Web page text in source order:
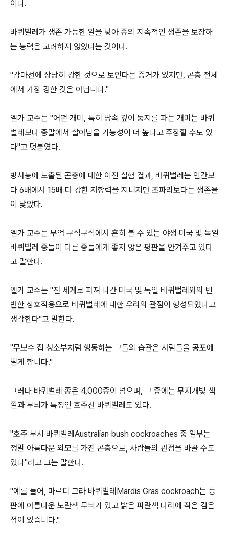
이다.
바퀴벌레가 생존 가능한 알을 낳아 종의 지속적인 생존을 보장하
는 능력은 고려하지 않았다는 것이다.
"감마선에 상당히 강한 것으로 보인다는 증거가 있지만, 곤충 전체
에서 가장 강한 것은 아닙니다."
엘가 교수는 "어떤 개미, 특히 땅속 깊이 둥지를 파는 개미는 바퀴
벌레보다 종말에서 살아남을 가능성이 더 높다고 주장할 수도 있
다"고 덧붙였다.
방사능에 노출된 곤충에 대한 이전 실험 결과, 바퀴벌레는 인간보
다 6배에서 15배 더 강한 저항력을 지니지만 초파리보다는 생존율
이 낮았다.
엘가 교수는 부엌 구석구석에서 흔히 볼 수 있는 야생 미국 및 독일
바퀴벌레 종들이 다른 종들에게 좋지 않은 평판을 안겨주고 있다
고 말한다.
엘가 교수는 "전 세계로 퍼져 나간 미국 및 독일 바퀴벌레와의 빈
번한 상호작용으로 바퀴벌레에 대한 우리의 관점이 형성되었다고
생각한다"고 말한다.
"무보수 집 청소부처럼 행동하는 그들의 습관은 사람들을 공포에
떨게 합니다."
그러나 바퀴벌레 종은 4,000종이 넘으며, 그 중에는 무지개빛 색
깔과 무늬가 특징인 호주산 바퀴벌레도 있다.
"호주 부시 바퀴벌레Australian bush cockroaches 중 일부는
정말 아름다운 외모를 가진 곤충으로, 사람들의 관점을 바꿀 수도
있다"라고 그는 말한다.
"예를 들어, 마르디 그라 바퀴벌레Mardis Gras cockroach는 등
판에 아름다운 노란색 무늬가 있고 밝은 파란색 다리에 작은 검은
점이 있습니다."